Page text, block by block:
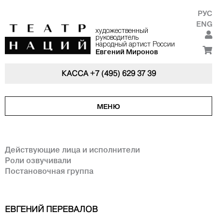
художественный
руководитель
народный артист России
Евгений Миронов
РУС
ENG
КАССА+7 (495) 629 37 39
МЕНЮ
Действующие лица и исполнители
Роли озвучивали
Постановочная группа
ЕВГЕНИЙ ПЕРЕВАЛОВ